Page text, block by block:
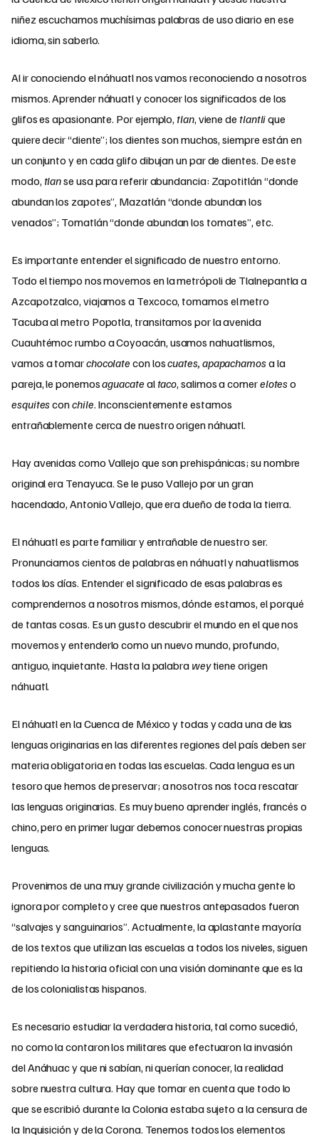
niñez escuchamos muchísimas palabras de uso diario en ese
idioma, sin saberlo.
Al ir conociendo el náhuatl nos vamos reconociendo a nosotros
mismos. Aprender náhuatl y conocer los significados de los
glifos es apasionante. Por ejemplo, tlan, viene de tlantlique
quiere decir “diente”; los dientes son muchos, siempre están en
un conjunto y en cada glifo dibujan un par de dientes. De este
modo, tlanse usa para referir abundancia: Zapotitlán “donde
abundan los zapotes”, Mazatlán “donde abundan los
venados”; Tomatlán “donde abundan los tomates”, etc.
Es importante entender el significado de nuestro entorno.
Todo el tiempo nos movemos en la metrópoli de Tlalnepantla a
Azcapotzalco, viajamos a Texcoco, tomamos el metro
Tacuba al metro Popotla, transitamos por la avenida
Cuauhtémoc rumbo a Coyoacán, usamos nahuatlismos,
vamos a tomarchocolate con loscuates, apapachamosa la
pareja, le ponemosaguacate al taco, salimos a comereloteso
esquitesconchile. Inconscientemente estamos
entrañablemente cerca de nuestro origen náhuatl.
Hay avenidas como Vallejo que son prehispánicas; su nombre
original era Tenayuca. Se le puso Vallejo por un gran
hacendado, Antonio Vallejo, que era dueño de toda la tierra.
El náhuatl es parte familiar y entrañable de nuestro ser.
Pronunciamos cientos de palabras en náhuatl y nahuatlismos
todos los días. Entender el significado de esas palabras es
comprendernos a nosotros mismos, dónde estamos, el porqué
de tantas cosas. Es un gusto descubrir el mundo en el que nos
movemos y entenderlo como un nuevo mundo, profundo,
antiguo, inquietante. Hasta la palabra weytiene origen
náhuatl.
El náhuatl en la Cuenca de México y todas y cada una de las
lenguas originarias en las diferentes regiones del país deben ser
materia obligatoria en todas las escuelas. Cada lengua es un
tesoro que hemos de preservar; a nosotros nos toca rescatar
las lenguas originarias. Es muy bueno aprender inglés, francés o
chino, pero en primer lugar debemos conocer nuestras propias
lenguas.
Provenimos de una muy grande civilización y mucha gente lo
ignora por completo y cree que nuestros antepasados fueron
“salvajes y sanguinarios”. Actualmente, la aplastante mayoría
de los textos que utilizan las escuelas a todos los niveles, siguen
repitiendo la historia oficial con una visión dominante que es la
de los colonialistas hispanos.
Es necesario estudiar la verdadera historia, tal como sucedió,
no como la contaron los militares que efectuaron la invasión
del Anáhuac y que ni sabían, ni querían conocer, la realidad
sobre nuestra cultura. Hay que tomar en cuenta que todo lo
que se escribió durante la Colonia estaba sujeto a la censura de
la Inquisición y de la Corona. Tenemos todos los elementos